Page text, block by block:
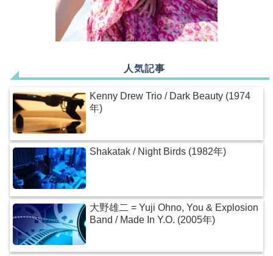
人気記事
Kenny Drew Trio / Dark Beauty (1974
年)
Shakatak / Night Birds (1982年)
大野雄二 = Yuji Ohno, You & Explosion
Band / Made In Y.O. (2005年)